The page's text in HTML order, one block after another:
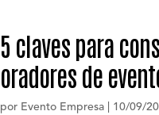
5 claves para
oradores de
por Evento Empresa 10/09/